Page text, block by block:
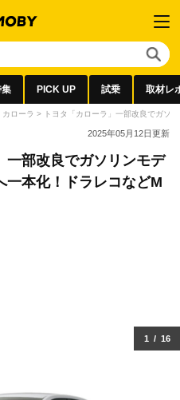
PICK UP 試乗 取材レ
カローラ > トヨタ「カローラ」一部改良でガソ
2025年05月12日更新
一部改良でガソリンモデ
一本化！ドラレコなどM
1 / 16